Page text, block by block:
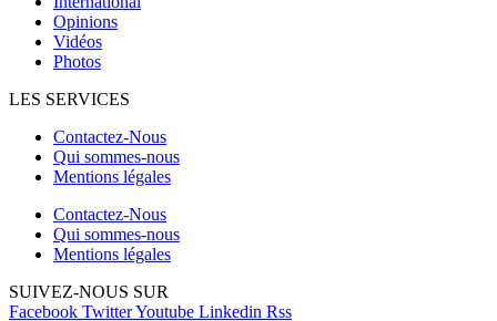
Opinions
Vidéos
Photos
LES SERVICES
Contactez-Nous
Qui sommes-nous
Mentions légales
Contactez-Nous
Qui sommes-nous
Mentions légales
SUIVEZ-NOUS SUR
Facebook TwitterYoutube Linkedin Rss